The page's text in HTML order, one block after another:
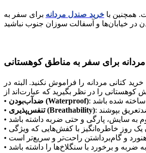
همچنین باخرید صندل مردانه برای سفر به
برای سفر به مناطق کوهستانی
کتانی مردانه را فراموش نکنید. البته در
•
ضدآب‌بودن (Waterproof)
•
تنفس‌پذیری (Breathability)
•
•
•
•